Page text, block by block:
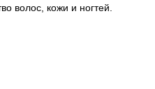
волос кожи и ногтей.